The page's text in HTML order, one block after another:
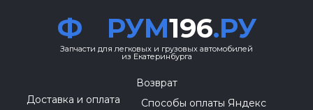
Ф РУМ196.РУ
Запчасти для легковых и грузовых автомобилей
из Екатеринбурга
Возврат
Доставка и оплата
Способы оплаты Яндекс